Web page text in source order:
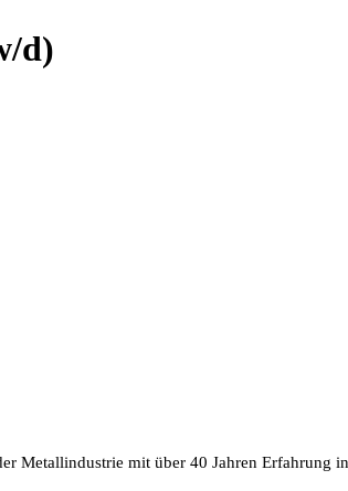
d)
Metallindustrie mit über 40 Jahren Erfahrung